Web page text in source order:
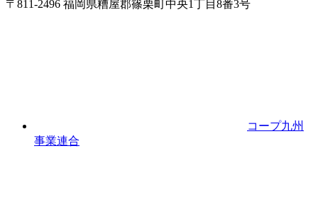
〒811-2496 福岡県糟屋郡篠栗町中央1丁目8番3号
コープ九州
事業連合